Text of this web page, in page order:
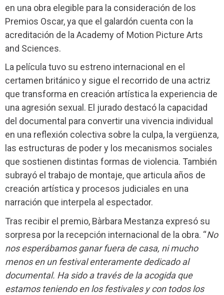
en una obra elegible para la consideración de los
Premios Oscar, ya que el galardón cuenta con la
acreditación de la Academy of Motion Picture Arts
and Sciences.
La película tuvo su estreno internacional en el
certamen británico y sigue el recorrido de una actriz
que transforma en creación artística la experiencia de
una agresión sexual. El jurado destacó la capacidad
del documental para convertir una vivencia individual
en una reflexión colectiva sobre la culpa, la vergüenza,
las estructuras de poder y los mecanismos sociales
que sostienen distintas formas de violencia. También
subrayó el trabajo de montaje, que articula años de
creación artística y procesos judiciales en una
narración que interpela al espectador.
Tras recibir el premio, Bàrbara Mestanza expresó su
sorpresa por la recepción internacional de la obra. “No
nos esperábamos ganar fuera de casa, ni mucho
menos en un festival enteramente dedicado al
documental. Ha sido a través de la acogida que
estamos teniendo en los festivales y con todos los